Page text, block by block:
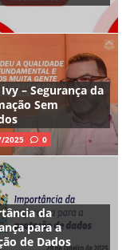
– Segurança da
Sem
2025 0
da
para a
de Dados